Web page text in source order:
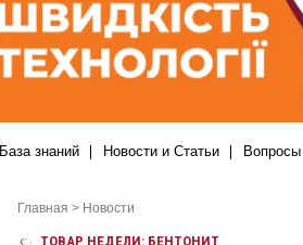
База знаний Новости и Статьи
Главная > Новости
ТОВАР НЕДЕЛИ: БЕНТОНИТ